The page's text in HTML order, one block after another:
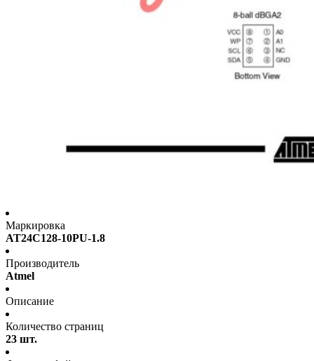
Маркировка
AT24C128-10PU-1.8
Производитель
Atmel
Описание
Количество страниц
23 шт.